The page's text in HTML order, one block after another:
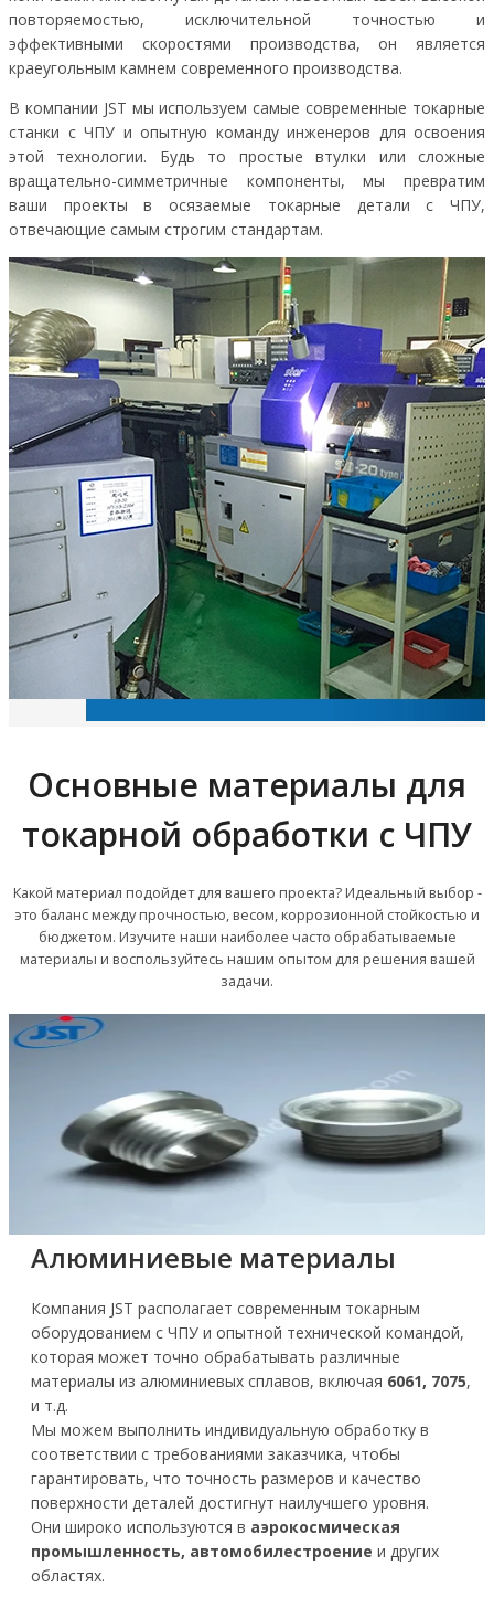
повторяемостью, исключительной точностью и
эффективными скоростями производства, он является
краеугольным камнем современного производства.
В компании JST мы используем самые современные токарные
станки с ЧПУ и опытную команду инженеров для освоения
этой технологии. Будь то простые втулки или сложные
вращательно-симметричные компоненты, мы превратим
ваши проекты в осязаемые токарные детали с ЧПУ,
отвечающие самым строгим стандартам.
Основные материалы для
токарной обработки с ЧПУ
Какой материал подойдет для вашего проекта? Идеальный выбор -
это баланс между прочностью, весом, коррозионной стойкостью и
бюджетом. Изучите наши наиболее часто обрабатываемые
материалы и воспользуйтесь нашим опытом для решения вашей
задачи.
Алюминиевые материалы
Компания JST располагает современным токарным
оборудованием с ЧПУ и опытной технической командой,
которая может точно обрабатывать различные
материалы из алюминиевых сплавов, включая 6061, 7075,
и т.д.
Мы можем выполнить индивидуальную обработку в
соответствии с требованиями заказчика, чтобы
гарантировать, что точность размеров и качество
поверхности деталей достигнут наилучшего уровня.
Они широко используются в аэрокосмическая
промышленность, автомобилестроение и других
областях.